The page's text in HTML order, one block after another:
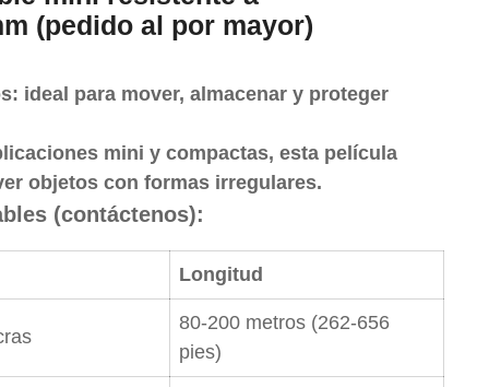
(pedido al por mayor)
ideal para mover, almacenar y proteger
mini y compactas, esta película
objetos con formas irregulares.
(contáctenos):
Longitud
80-200 metros (262-656
pies)